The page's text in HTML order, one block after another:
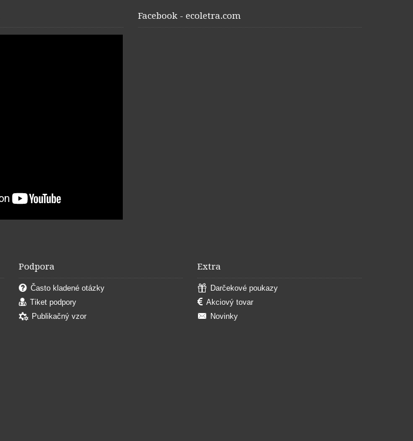
Facebook - ecoletra.com
Podpora
Často kladené otázky
Tiket podpory
Publikačný vzor
Extra
Darčekové poukazy
Akciový tovar
Novinky